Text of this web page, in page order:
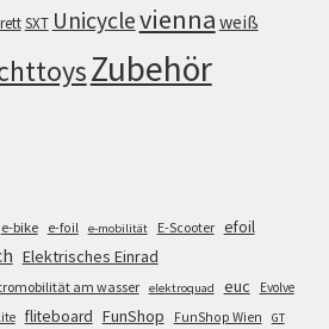
SXT Unicyclevienna weiß
Zubehör
e-bike e-foil e-mobilität E-Scooter efoil
Elektrisches Einrad
am wasser elektroquad euc
Evolve
fliteboard FunShop FunShop Wien GT